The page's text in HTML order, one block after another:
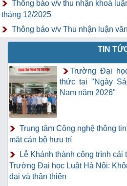
Thông báo v/v thu nhận khoá
tháng 12/2025
Thông báo v/v Thu nhận luận
TIN
Trường Đại
thức tại "Ngày
Nam năm 2026"
Trung tâm Công nghệ thông
mặt cán bộ hưu trí
Lễ Khánh thành công trình cải
Trường Đại học Luật Hà Nội:
đại và thân thiện